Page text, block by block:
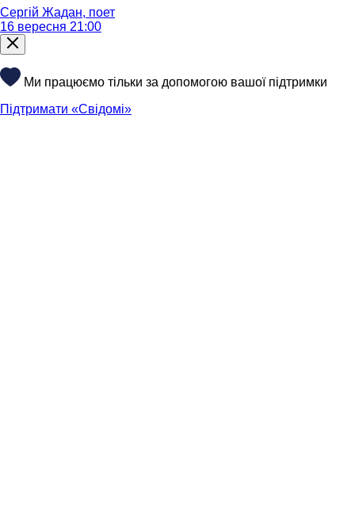
Сергій Жадан, поет
16 вересня 21:00
Ми працюємо тільки за допомогою вашої підтримки
Підтримати «Свідомі»